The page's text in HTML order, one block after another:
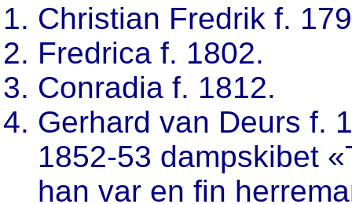
Christian Fredrik f.
Fredrica f. 1802.
Conradia f. 1812.
Gerhard van Deurs f.
1852-53 dampskibet
han var en fin